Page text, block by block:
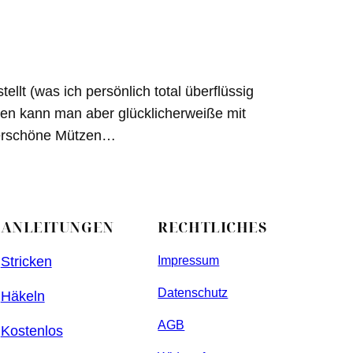
(was ich persönlich total überflüssig
kann man aber glücklicherweiße mit
Mützen…
ANLEITUNGEN
Stricken
Häkeln
Kostenlos
RECHTLICHES
Impressum
Datenschutz
AGB